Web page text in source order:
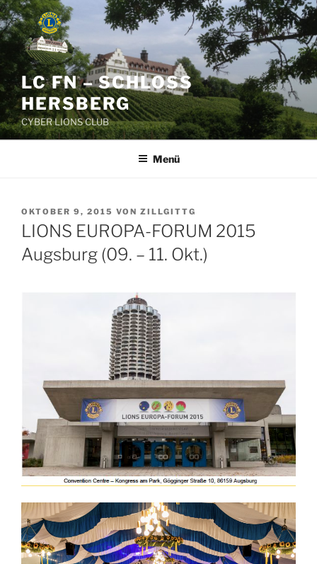
Zum
Inhalt
springen
LC FN – SCHLOSS
HERSBERG
CYBER LIONS CLUB
Menü
VERÖFFENTLICHT
AM
OKTOBER 9, 2015 VON ZILLGITTG
LIONS EUROPA-FORUM 2015
Augsburg (09. – 11. Okt.)